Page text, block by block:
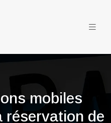
mobiles
réservation de